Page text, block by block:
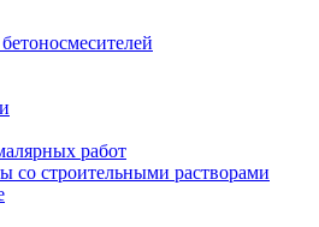
работ
со строительными растворами